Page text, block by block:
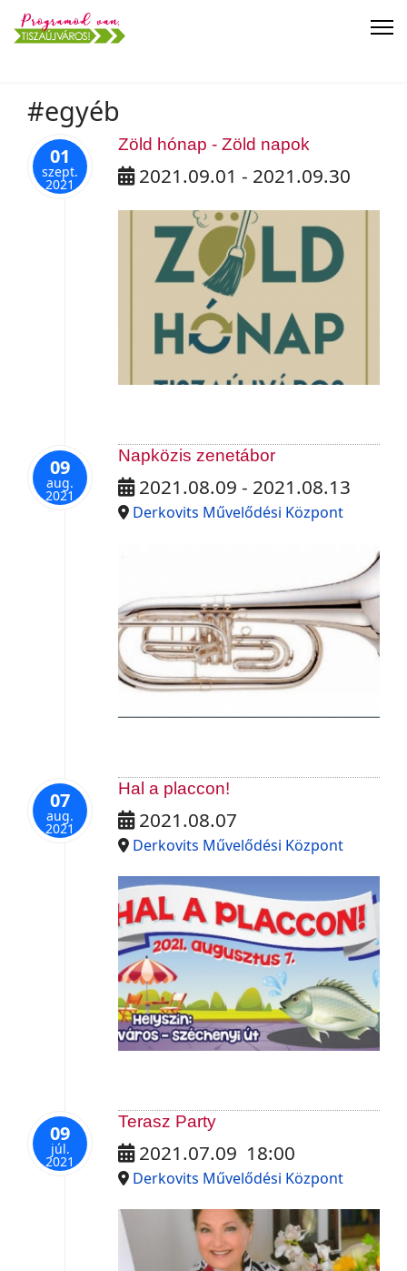
#egyéb
01
szept.
2021
Zöld hónap - Zöld napok
2021.09.01 - 2021.09.30
09
aug.
2021
Napközis zenetábor
2021.08.09 - 2021.08.13
Derkovits Művelődési Központ
07
aug.
2021
Hal a placcon!
2021.08.07
Derkovits Művelődési Központ
09
júl.
2021
Terasz Party
2021.07.09 18:00
Derkovits Művelődési Központ